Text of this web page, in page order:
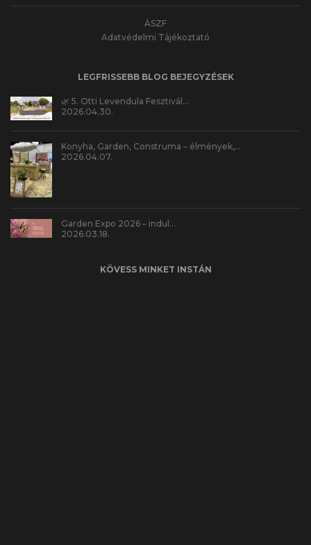
ÁSZF
Adatvédelmi Tájékoztató
LEGFRISSEBB BLOG BEJEGYZÉSEK
🌿 5. Otti Levendula Fesztivál…
2026.04.30.
Konyha, Garden, Construma – élmények,…
2026.04.07.
Garden Expo 2026 – indul…
2026.03.18.
KÖVESS MINKET INSTÁN